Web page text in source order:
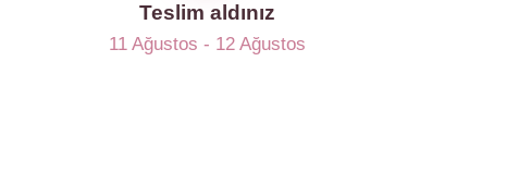
Teslim aldınız
11 Ağustos - 12 Ağustos